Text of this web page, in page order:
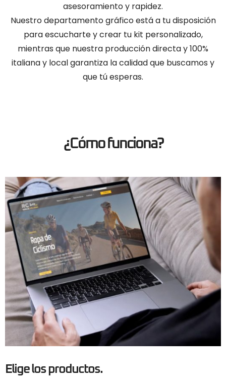
asesoramiento y rapidez.
Nuestro departamento gráfico está a tu disposición
para escucharte y crear tu kit personalizado,
mientras que nuestra producción directa y 100%
italiana y local garantiza la calidad que buscamos y
que tú esperas.
¿Cómo funciona?
Elige los productos.